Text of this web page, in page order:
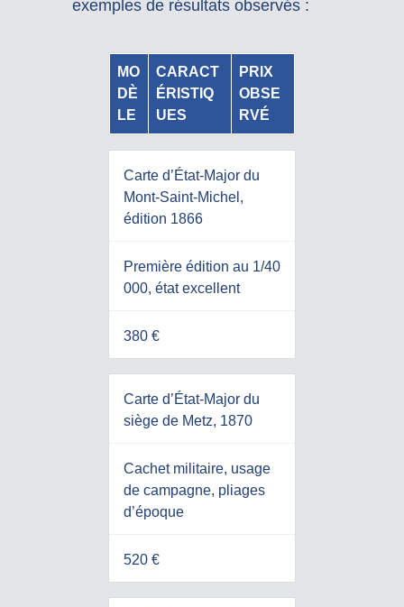
exemples de résultats observés :
MO
DÈ
LE
CARACT
ÉRISTIQ
UES
PRIX
OBSE
RVÉ
Carte d’État-Major du
Mont-Saint-Michel,
édition 1866
Première édition au 1/40
000, état excellent
380 €
Carte d’État-Major du
siège de Metz, 1870
Cachet militaire, usage
de campagne, pliages
d’époque
520 €